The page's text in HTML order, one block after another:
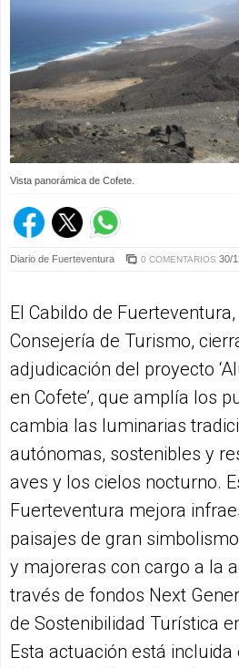
Vista panorámica de Cofete.
Diario de Fuerteventura 0 COMENTARIOS 30/
El Cabildo de
Consejería de Turismo,
adjudicación del proyecto
en Cofete’, que amplía los
cambia las luminarias
autónomas, sostenibles y
aves y los cielos nocturno.
Fuerteventura mejora
paisajes de gran
y majoreras con cargo a la
través de fondos Next
de Sostenibilidad Turística
Esta actuación está